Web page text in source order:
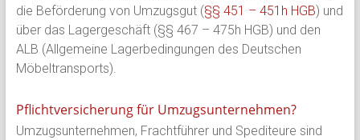
die Beförderung von Umzugsgut (§§ 451 – 451h HGB) und
über das Lagergeschäft (§§ 467 – 475h HGB) und den
ALB (Allgemeine Lagerbedingungen des Deutschen
Möbeltransports).
Pflichtversicherung für Umzugsunternehmen?
Umzugsunternehmen, Frachtführer und Spediteure sind